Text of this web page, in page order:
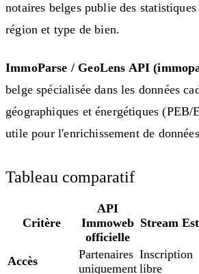
notaires belges publie des
région et type de bien.
ImmoParse / GeoLens API
belge spécialisée dans les données
géographiques et énergétiques
utile pour l'enrichissement de
Tableau comparatif
Critère
API
Immoweb
officielle
Stream
Accès
Partenaires
uniquement
Inscription
libre